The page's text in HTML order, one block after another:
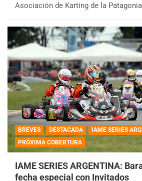
Asociación de Karting de la
BREVES DESTACADA
IAME SERIES
PRÓXIMA COBERTURA
IAME SERIES ARGENTINA:
fecha especial con Invitados